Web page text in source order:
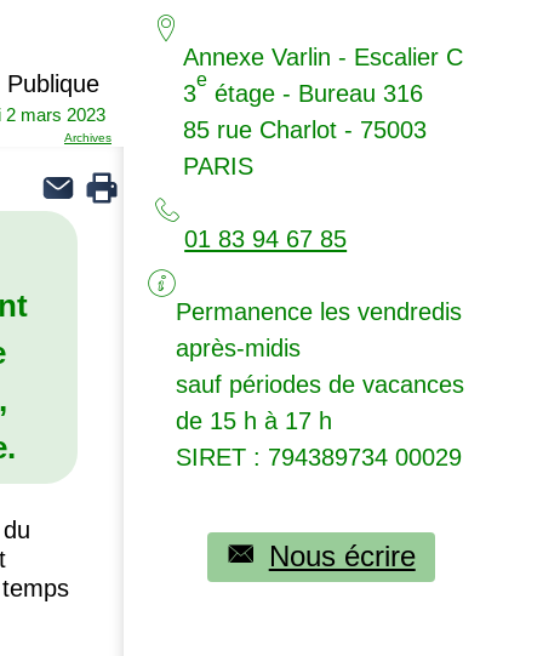
2 mars 2023
Archives
Annexe Varlin - Escalier C
3
e
étage - Bureau 316
85 rue Charlot - 75003
PARIS
01 83 94 67 85
Permanence les vendredis
après-midis
sauf périodes de vacances
de 15 h à 17 h
SIRET : 794389734 00029
Nous écrire